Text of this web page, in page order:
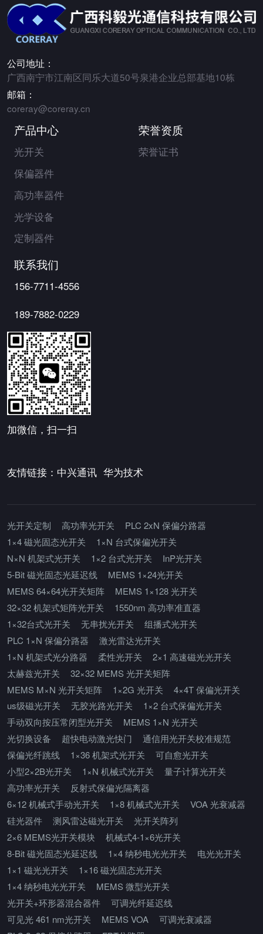
公司地址：
广西南宁市江南区同乐大道50号泉港企业总部基地10栋
邮箱：
coreray@coreray.cn
产品中心
光开关
保偏器件
高功率器件
光学设备
定制器件
荣誉资质
荣誉证书
联系我们
156-7711-4556
189-7882-0229
加微信，扫一扫
友情链接： 中兴通讯 华为技术
光开关定制 高功率光开关
PLC 2xN 保偏分路器
1×4 磁光固态光开关
1×N 台式保偏光开关
N×N 机架式光开关
1×2 台式光开关
InP光开关
5-Bit 磁光固态光延迟线
MEMS 1×24光开关
MEMS 64×64光开关矩阵
MEMS 1×128 光开关
32×32 机架式矩阵光开关
1550nm 高功率准直器
1×32台式光开关
无串扰光开关
组播式光开关
PLC 1×N 保偏分路器
激光雷达光开关
1×N 机架式光分路器
柔性光开关
2×1 高速磁光光开关
太赫兹光开关
32×32 MEMS 光开关矩阵
MEMS M×N 光开关矩阵
1×2G 光开关
4×4T 保偏光开关
us级磁光开关
无胶光路光开关
1×2 台式保偏光开关
手动双向按压常闭型光开关
MEMS 1×N 光开关
光切换设备
超快电动激光快门
通信用光开关校准规范
保偏光纤跳线
1×36 机架式光开关
可自愈光开关
小型2×2B光开关
1×N 机械式光开关
量子计算光开关
高功率光开关
反射式保偏光隔离器
6×12 机械式手动光开关
1×8 机械式光开关
VOA 光衰减器
硅光器件
测风雷达磁光开关
光开关阵列
2×6 MEMS光开关模块
机械式4-1×6光开关
8-Bit 磁光固态光延迟线
1×4 纳秒电光光开关
电光光开关
1×1 磁光光开关
1×16 磁光固态光开关
1×4 纳秒电光光开关
MEMS 微型光开关
光开关+环形器混合器件
可调光纤延迟线
可见光 461 nm光开关
MEMS VOA
可调光衰减器